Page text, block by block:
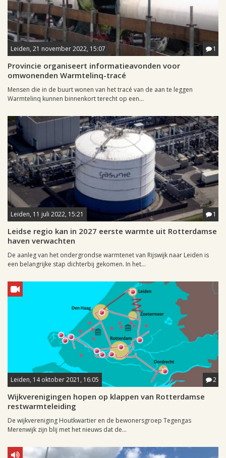
Leiden, 21 november 2022, 15:07 1
Provincie organiseert informatieavonden voor
omwonenden Warmtelinq-tracé
Mensen die in de buurt wonen van het tracé van de aan te leggen
Warmtelinq kunnen binnenkort terecht op een...
Leiden, 11 juli 2022, 15:21 1
Leidse regio kan in 2027 eerste warmte uit Rotterdamse
haven verwachten
De aanleg van het ondergrondse warmtenet van Rijswijk naar Leiden is
een belangrijke stap dichterbij gekomen. In het...
Leiden, 14 oktober 2021, 16:05 2
Wijkverenigingen hopen op klappen van Rotterdamse
restwarmteleiding
De wijkvereniging Houtkwartier en de bewonersgroep Tegengas
Merenwijk zijn blij met het nieuws dat de...